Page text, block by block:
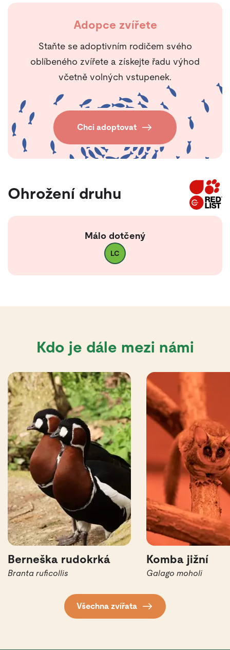
Adopce zvířete
Staňte se adoptivním rodičem svého
oblíbeného zvířete a získejte řadu výhod
včetně volných vstupenek.
Chci adoptovat
Ohrožení druhu
Málo dotčený
LC
Kdo je dále mezi námi
Berneška rudokrká
Branta ruficollis
Komba jižní
Galago moholi
Všechna zvířata